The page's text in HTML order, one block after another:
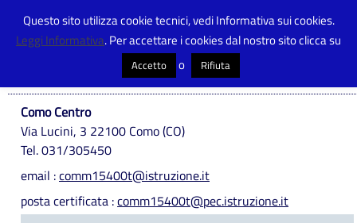
Centro Provinciale Istruzione Adulti>Sede di Como
Sede di Como
Como Centro
Via Lucini, 3 22100 Como (CO)
Tel. 031/305450
email :comm15400t@istruzione.it
posta certificata :comm15400t@pec.istruzione.it
Questo sito utilizza cookie tecnici, vedi Informativa sui cookies.
Leggi Informativa. Per accettare i cookies dal nostro sito clicca su
Accetto o Rifiuta